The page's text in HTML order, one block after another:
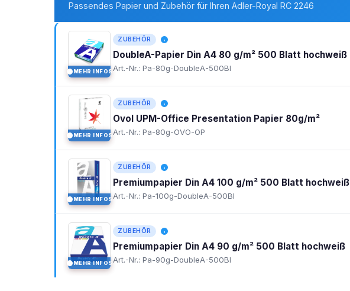
Passendes Papier und Zubehör für Ihren Adler-Royal RC 2246
MEHR INFOS
ZUBEHÖR
DoubleA-Papier Din A4 80 g/m² 500 Blatt hochweiß
Art.-Nr.: Pa-80g-DoubleA-500Bl
MEHR INFOS
ZUBEHÖR
Ovol UPM-Office Presentation Papier 80g/m²
Art.-Nr.: Pa-80g-OVO-OP
MEHR INFOS
ZUBEHÖR
Premiumpapier Din A4 100 g/m² 500 Blatt hochweiß
Art.-Nr.: Pa-100g-DoubleA-500Bl
MEHR INFOS
ZUBEHÖR
Premiumpapier Din A4 90 g/m² 500 Blatt hochweiß
Art.-Nr.: Pa-90g-DoubleA-500Bl